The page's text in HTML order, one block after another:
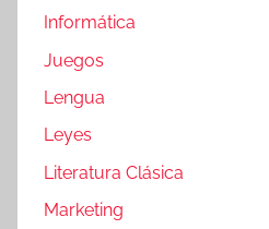
Informática
Juegos
Lengua
Leyes
Literatura Clásica
Marketing